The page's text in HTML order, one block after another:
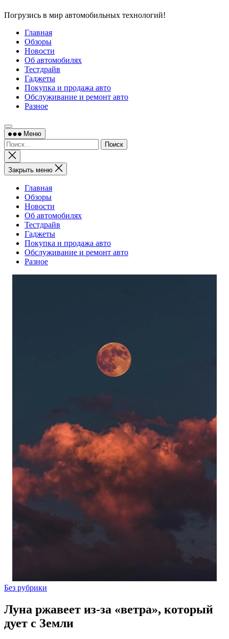
Погрузись в мир автомобильных технологий!
Главная
Обзоры
Новости
Об автомобилях
Тестдрайв
Гаджеты
Покупка и продажа авто
Обслуживание и ремонт авто
Разное
Меню
Найти:
Закрыть
поиск
Закрыть меню
Главная
Обзоры
Новости
Об автомобилях
Тестдрайв
Гаджеты
Покупка и продажа авто
Обслуживание и ремонт авто
Разное
Без рубрики
Луна ржавеет из-за «ветра», который
дует с Земли